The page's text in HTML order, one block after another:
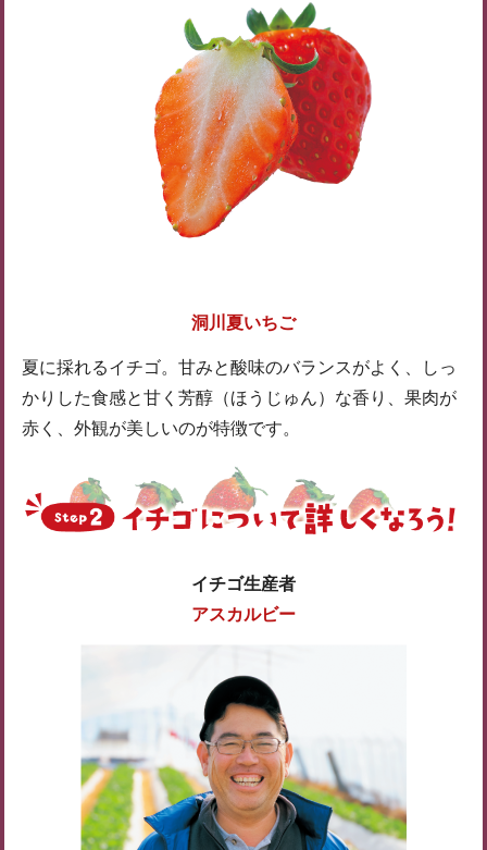
洞川夏いちご
夏に採れるイチゴ。甘みと酸味のバランスがよく、しっ
かりした食感と甘く芳醇（ほうじゅん）な香り、果肉が
赤く、外観が美しいのが特徴です。
イチゴ生産者
アスカルビー